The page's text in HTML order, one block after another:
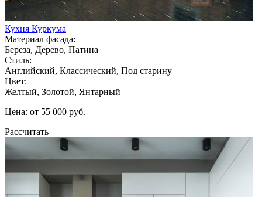
Кухня Куркума
Материал фасада:
Береза, Дерево, Патина
Стиль:
Английский, Классический, Под старину
Цвет:
Желтый, Золотой, Янтарный
Цена: от 55 000 руб.
Рассчитать